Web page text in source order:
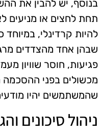
בנוסף, יש להבין את
תחת לחצים או מניעים
להיות קרדינלי,
שבהן אחד מהצדדים
פגיעות, חוסר שוויון
מכשולים בפני ההסכמה
שהמשתמשים יהיו
ניהול סיכונים